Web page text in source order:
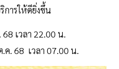
ารให้ดียิ่งขึ้น
เวลา 22.00 น.
. 68 เวลา 07.00 น.